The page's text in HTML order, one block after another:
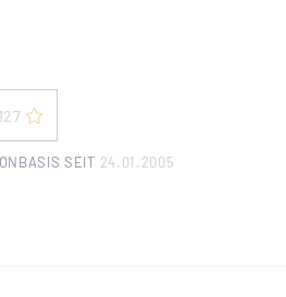
127
SEIT 24.01.2005